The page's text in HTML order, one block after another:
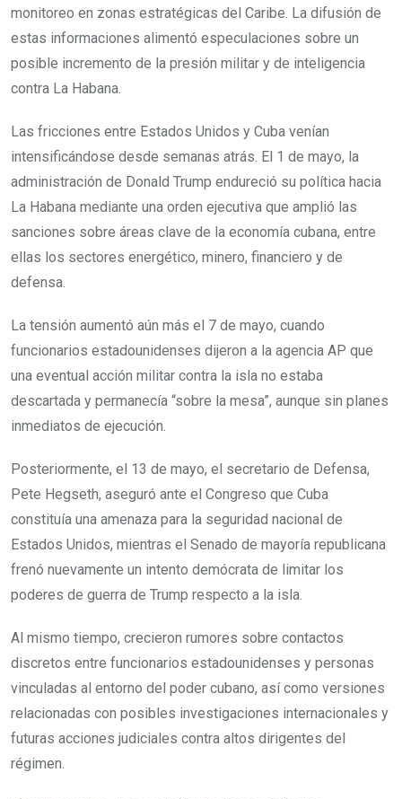
monitoreo en zonas estratégicas del Caribe. La difusión de
estas informaciones alimentó especulaciones sobre un
posible incremento de la presión militar y de inteligencia
contra La Habana.
Las fricciones entre Estados Unidos y Cuba venían
intensificándose desde semanas atrás. El 1 de mayo, la
administración de Donald Trump endureció su política hacia
La Habana mediante una orden ejecutiva que amplió las
sanciones sobre áreas clave de la economía cubana, entre
ellas los sectores energético, minero, financiero y de
defensa.
La tensión aumentó aún más el 7 de mayo, cuando
funcionarios estadounidenses dijeron a la agencia AP que
una eventual acción militar contra la isla no estaba
descartada y permanecía “sobre la mesa”, aunque sin planes
inmediatos de ejecución.
Posteriormente, el 13 de mayo, el secretario de Defensa,
Pete Hegseth, aseguró ante el Congreso que Cuba
constituía una amenaza para la seguridad nacional de
Estados Unidos, mientras el Senado de mayoría republicana
frenó nuevamente un intento demócrata de limitar los
poderes de guerra de Trump respecto a la isla.
Al mismo tiempo, crecieron rumores sobre contactos
discretos entre funcionarios estadounidenses y personas
vinculadas al entorno del poder cubano, así como versiones
relacionadas con posibles investigaciones internacionales y
futuras acciones judiciales contra altos dirigentes del
régimen.